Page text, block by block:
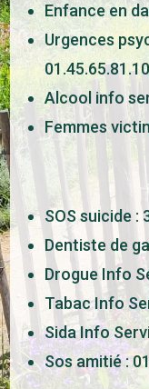
Enfance en
Urgences
01.45.65.81.10
Alcool info
Femmes
SOS suicide :
Dentiste de
Drogue Info
Tabac Info
Sida Info
Sos amitié :